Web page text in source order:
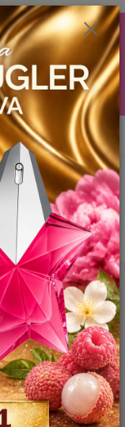
každej objednávočke ❤️
.. 15ml YODEYMA
150.-eur .. 3 x 15ml ❤️
.. (TIE VŠAK
platí do vyčerpania
SA V MAILOCH a v
🌹🌹🌹
Menu
Hľadať
0ks
za0 €
DORIAN / Inšpirovaný
15ml